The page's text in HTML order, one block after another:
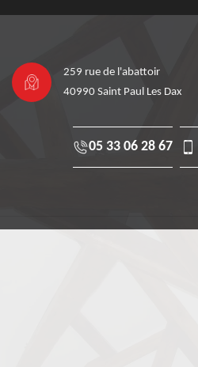
259 rue de l'abattoir
40990 Saint Paul Les Dax
05 33 06 28 67